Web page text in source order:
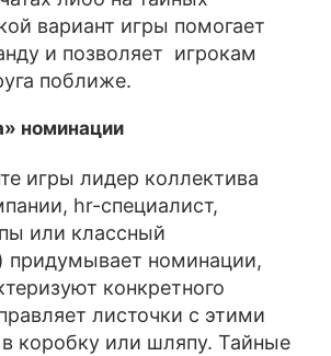
вариант игры помогает
и позволяет игрокам
поближе.
номинации
игры лидер коллектива
hr-специалист,
или классный
придумывает номинации,
конкретного
листочки с этими
коробку или шляпу. Тайные